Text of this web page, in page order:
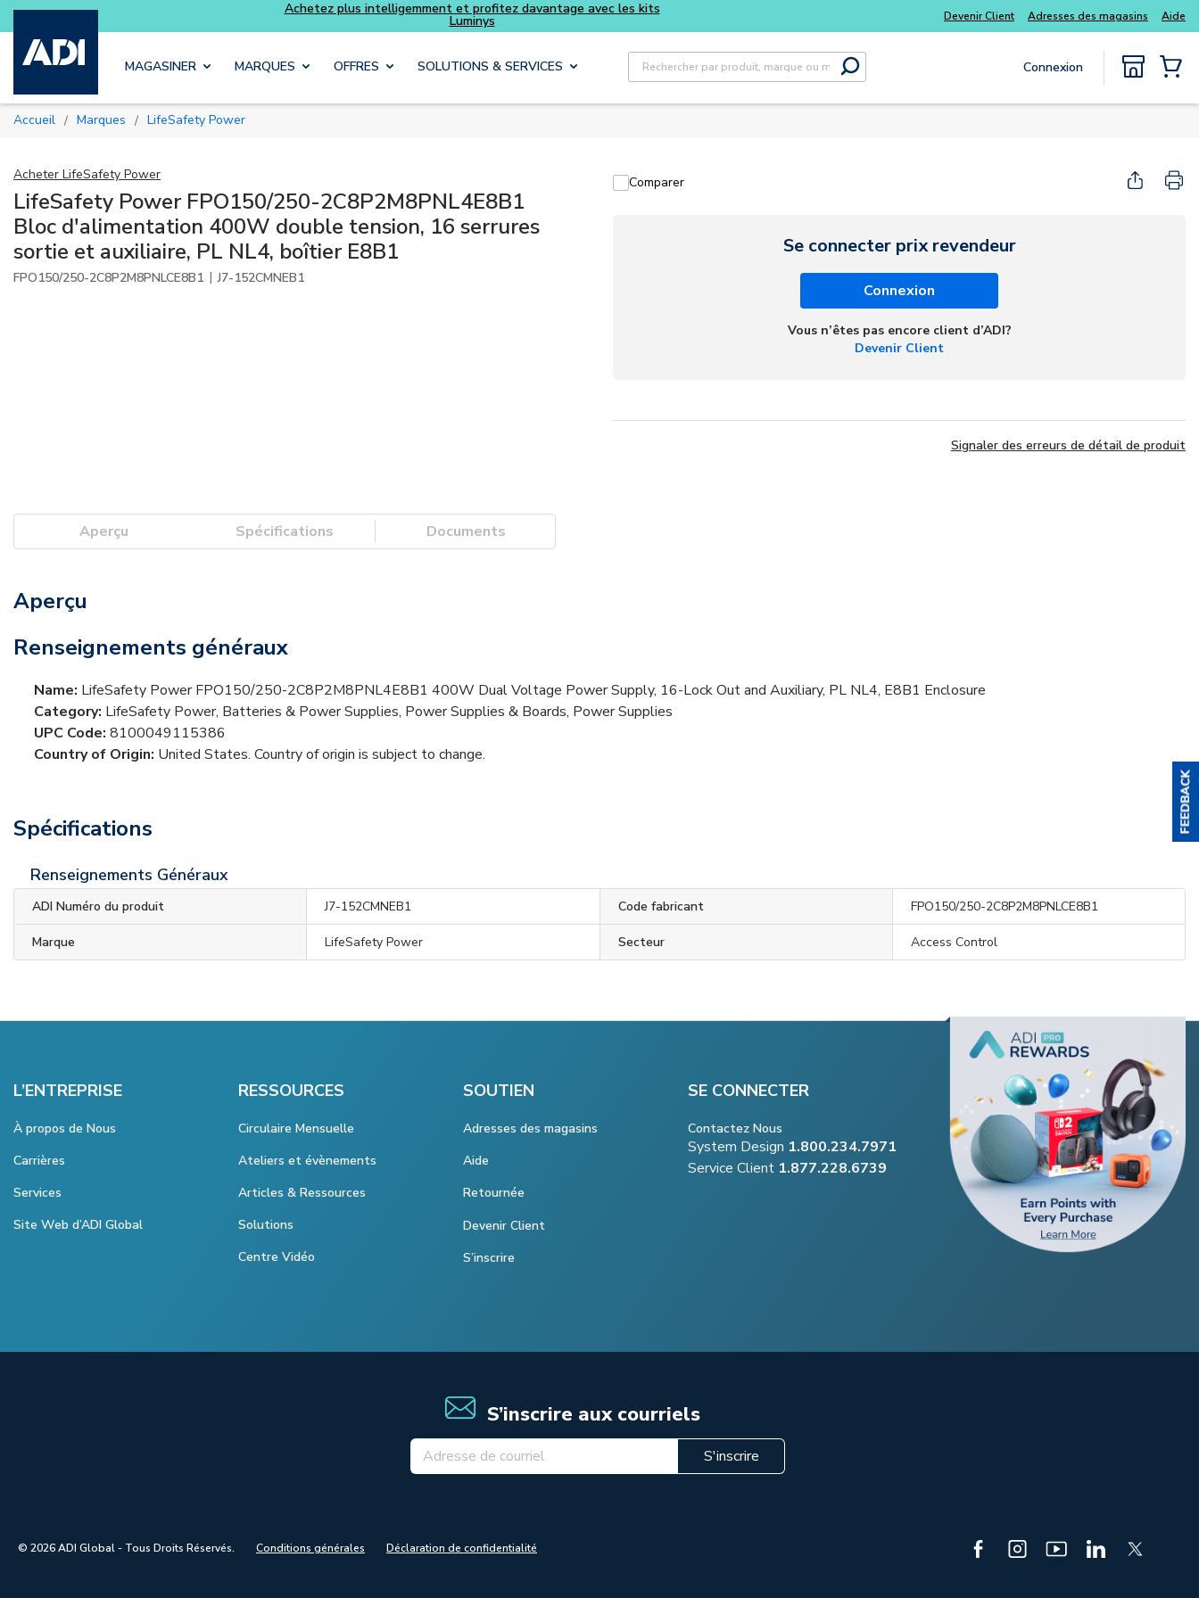
Skip to main content
du quotidien, sans délai Achetez plus intelligemment et profitez davantage avec les kits
Luminys Devenir Client Adresses des magasins Aide
MAGASINER MARQUES OFFRES SOLUTIONS & SERVICES
Recherche sur le site
Soumettre la recherche
Connexion
Accueil / Marques / LifeSafety Power
Acheter LifeSafety Power
LifeSafety Power FPO150/250-2C8P2M8PNL4E8B1
Bloc d'alimentation 400W double tension, 16 serrures
sortie et auxiliaire, PL NL4, boîtier E8B1
FPO150/250-2C8P2M8PNLCE8B1 | J7-152CMNEB1
Comparer
Se connecter prix revendeur
Connexion
Vous n’êtes pas encore client d’ADI?
Devenir Client
Signaler des erreurs de détail de produit
Aperçu Spécifications Documents
Aperçu
Renseignements généraux
Name: LifeSafety Power FPO150/250-2C8P2M8PNL4E8B1 400W Dual Voltage Power Supply, 16-Lock Out and Auxiliary, PL NL4, E8B1 Enclosure
Category: LifeSafety Power, Batteries & Power Supplies, Power Supplies & Boards, Power Supplies
UPC Code: 8100049115386
Country of Origin: United States. Country of origin is subject to change.
Spécifications
Renseignements Généraux
ADI Numéro du produit J7-152CMNEB1 Code fabricant FPO150/250-2C8P2M8PNLCE8B1
Marque LifeSafety Power Secteur Access Control
L’ENTREPRISE
À propos de Nous
Carrières
Services
Site Web d’ADI Global
RESSOURCES
Circulaire Mensuelle
Ateliers et évènements
Articles & Ressources
Solutions
Centre Vidéo
SOUTIEN
Adresses des magasins
Aide
Retournée
Devenir Client
S’inscrire
SE CONNECTER
Contactez Nous
System Design 1.800.234.7971
Service Client 1.877.228.6739
S’inscrire aux courriels
S'inscrire
© 2026 ADI Global - Tous Droits Réservés. Conditions générales Déclaration de confidentialité